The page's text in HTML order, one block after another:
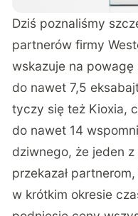
Dziś poznaliśmy
partnerów firmy
wskazuje na powagę
do nawet 7,5
tyczy się też Kioxia,
do nawet 14
dziwnego, że jeden
przekazał
w krótkim okresie